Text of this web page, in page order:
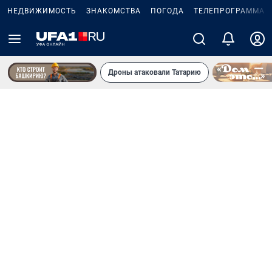
НЕДВИЖИМОСТЬ ЗНАКОМСТВА ПОГОДА ТЕЛЕПРОГРАММА
Дроны атаковали Татарию